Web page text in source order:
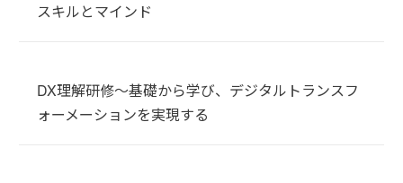
スキルとマインド
DX理解研修～基礎から学び、デジタルトランスフ
ォーメーションを実現する